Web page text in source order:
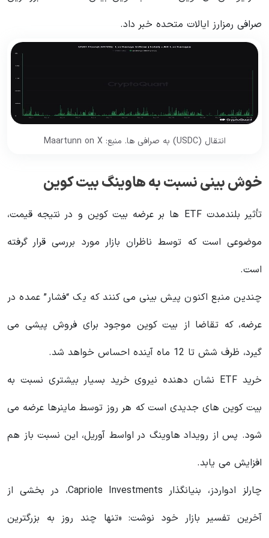
صرافی رمزارز ایالات متحده خبر داد.
انتقال (USDC) به صرافی ها. منبع: Maartunn on X
خوش بینی نسبت به هاوینگ بیت کوین
تأثیر بلندمدت ETF ها بر عرضه بیت کوین و در نتیجه قیمت،
موضوعی است که توسط ناظران بازار مورد بررسی قرار گرفته
است.
چندین منبع اکنون پیش بینی می کنند که یک “فشار” عمده در
عرضه، که تقاضا از بیت کوین موجود برای فروش پیشی می
گیرد، ظرف شش تا 12 ماه آینده احساس خواهد شد.
خرید ETF نشان دهنده نیروی خرید بسیار بیشتری نسبت به
بیت کوین های جدیدی است که هر روز توسط ماینرها عرضه می
شود. پس از رویداد هاوینگ در اواسط آوریل، این نسبت باز هم
افزایش می یابد.
چارلز ادواردز، بنیانگذار Capriole Investments، در بخشی از
آخرین تفسیر بازار خود نوشت: «تنها چند روز به بزرگترین